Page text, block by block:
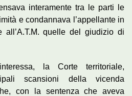
interamente tra le parti le
e condannava l’appellante in
all’A.T.M. quelle del giudizio di
la Corte territoriale,
scansioni della vicenda
con la sentenza che aveva